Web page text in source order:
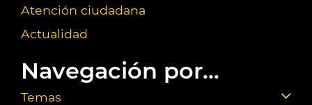
Atención ciudadana
Actualidad
Navegación por...
Temas